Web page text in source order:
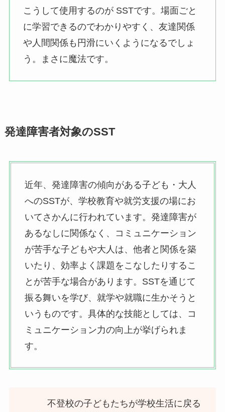
こうして使用するのが SSTです。場面ごと
に学習できるのでわかりやすく、友達関係
や人間関係も円滑にいくようになるでしょ
う。まさに魔法です。
発達障害者対象のSST
近年、発達障害の傾向がある子ども・大人
へのSSTが、学校教育や就労支援の場にお
いてさかんに行われています。発達障害が
あるなしに関係なく、コミュニケーション
が苦手な子どもや大人は、他者と関係を築
いたり、効率よく課題をこなしたりするこ
とが苦手な場合があります。SSTを通じて
振る舞いを学び、就学や就職に生かそうと
いうものです。具体的な技能としては、コ
ミュニケーション力の向上が挙げられま
す。
不登校の子どもたちが学校生活に戻る